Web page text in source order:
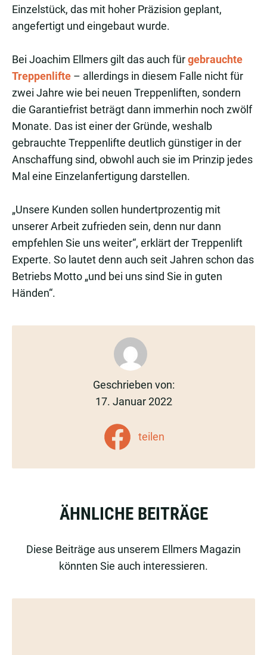
Einzelstück, das mit hoher Präzision geplant,
angefertigt und eingebaut wurde.
Bei Joachim Ellmers gilt das auch fürgebrauchte
Treppenlifte – allerdings in diesem Falle nicht für
zwei Jahre wie bei neuen Treppenliften, sondern
die Garantiefrist beträgt dann immerhin noch zwölf
Monate. Das ist einer der Gründe, weshalb
gebrauchte Treppenlifte deutlich günstiger in der
Anschaffung sind, obwohl auch sie im Prinzip jedes
Mal eine Einzelanfertigung darstellen.
„Unsere Kunden sollen hundertprozentig mit
unserer Arbeit zufrieden sein, denn nur dann
empfehlen Sie uns weiter“, erklärt der Treppenlift
Experte. So lautet denn auch seit Jahren schon das
Betriebs Motto „und bei uns sind Sie in guten
Händen“.
Geschrieben von:
17. Januar 2022
teilen
ÄHNLICHE BEITRÄGE
Diese Beiträge aus unserem Ellmers Magazin
könnten Sie auch interessieren.